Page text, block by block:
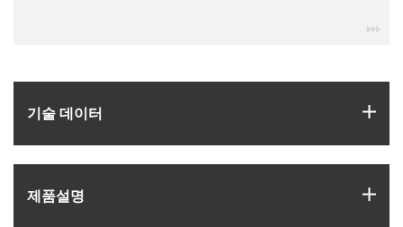
기술 데이터
제품­설명